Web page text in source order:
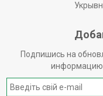
Подпишись на
информацию